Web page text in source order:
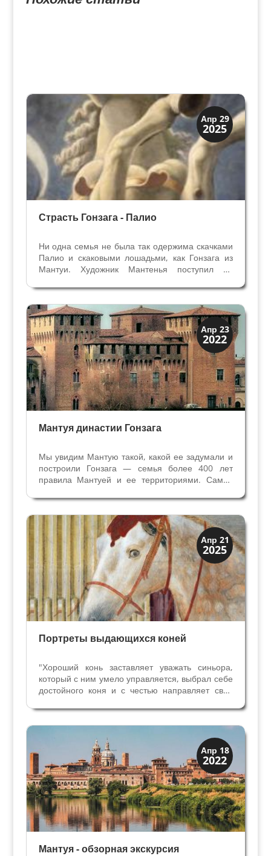
Апр 29
2025
Династии
Мантуя и Феррара
Страсть Гонзага - Палио
Ни одна семья не была так одержима скачками
Палио и скаковыми лошадьми, как Гонзага из
Мантуи. Художник Мантенья поступил на
мастерски изображал лошадей. На своей
первой самостоятельной работе около 1452
года в часовне...
Апр 23
2022
Мантуя и Падуя
Экскурсии
Мантуя династии Гонзага
Мы увидим Мантую такой, какой ее задумали и
построили Гонзага — семья более 400 лет
правила Мантуей и ее территориями. Самая
Дворец Герцогов Мантуи насчитывает более
1000 помещений и несколько внутренних
дворов - приоткроет нам...
Апр 21
2025
Иконография
Портреты
Портреты выдающихся коней
"Хороший конь заставляет уважать синьора,
который с ним умело управляется, выбрал себе
достойного коня и с честью направляет свои
очень почетно " Слова Клаудио Корте,
итальянского мастера верховой езды на службе
Апр 18
2022
Мантуя и Падуя
Экскурсии
Мантуя - обзорная экскурсия